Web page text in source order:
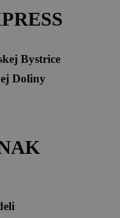
Bystrice
Doliny